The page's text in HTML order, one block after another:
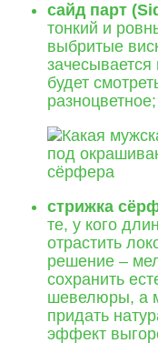
сайд парт
тонкий и
выбритые
будет
разноцветное;
стрижка
те, у кого
отрастить
решение –
сохранить
шевелюры, а
придать
эффект